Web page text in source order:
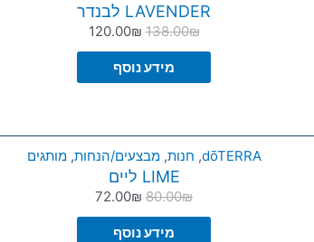
LAVENDER לבנדר
138.00₪
120.00₪
מידע נוסף
dōTERRA
, חנות,מבצעים/הנחות,מותגים
LIME ליים
80.00₪
72.00₪
מידע נוסף